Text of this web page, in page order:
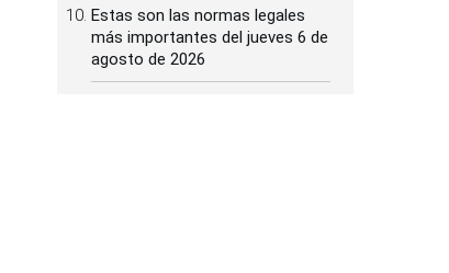
Estas son las normas legales
más importantes del jueves 6 de
agosto de 2026